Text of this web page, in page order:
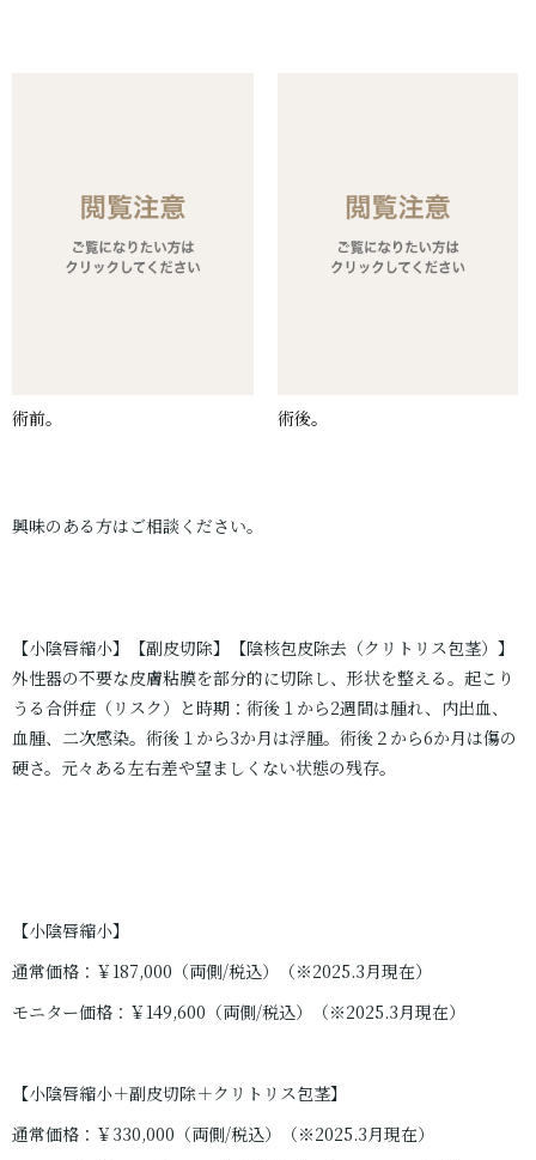
術前。 術後。
興味のある方はご相談ください。
【小陰唇縮小】【副皮切除】【陰核包皮除去（クリトリス包茎）】
外性器の不要な皮膚粘膜を部分的に切除し、形状を整える。起こり
うる合併症（リスク）と時期：術後１から2週間は腫れ、内出血、
血腫、二次感染。術後１から3か月は浮腫。術後２から6か月は傷の
硬さ。元々ある左右差や望ましくない状態の残存。
【小陰唇縮小】
通常価格：￥187,000（両側/税込）（※2025.3月現在）
モニター価格：￥149,600（両側/税込）（※2025.3月現在）
【小陰唇縮小＋副皮切除＋クリトリス包茎】
通常価格：￥330,000（両側/税込）（※2025.3月現在）